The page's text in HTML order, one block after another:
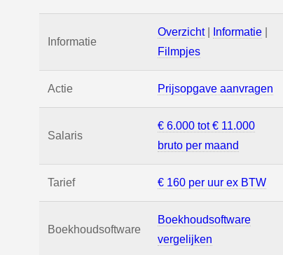
Informatie
Overzicht| Informatie
Filmpjes
Actie Prijsopgave aanvragen
Salaris
€ 6.000 tot € 11.000
bruto per maand
Tarief € 160 per uur ex BTW
Boekhoudsoftware
Boekhoudsoftware
vergelijken